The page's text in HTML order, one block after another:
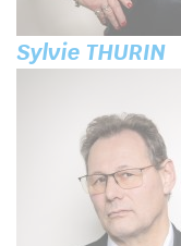
Sylvie THURIN